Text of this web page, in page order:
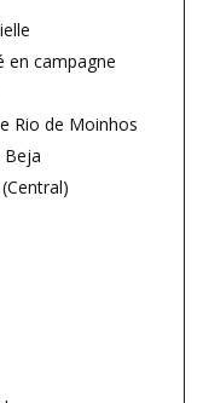
en campagne
Rio de Moinhos
Beja